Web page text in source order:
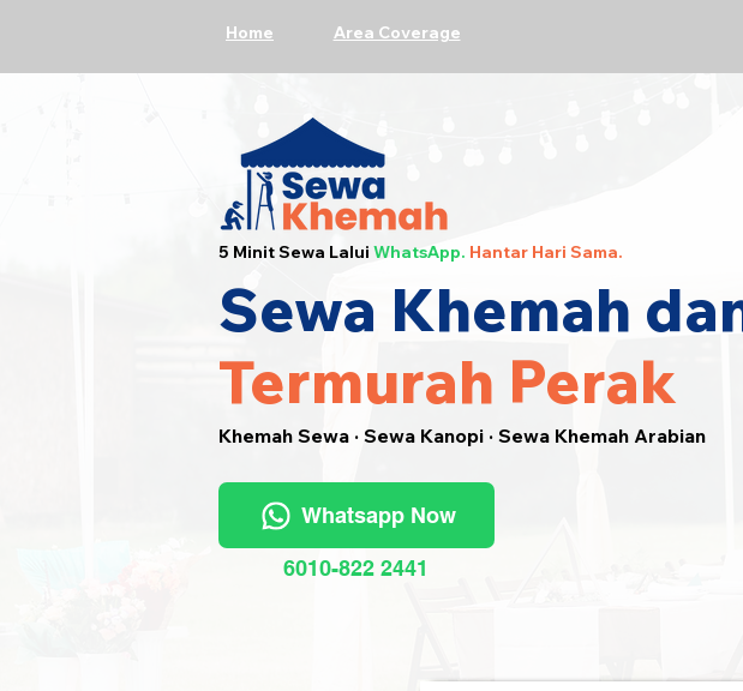
Home Area Coverage
5 Minit Sewa Lalui WhatsApp. Hantar Hari Sama.
Sewa Khemah
Khemah Sewa · Sewa Kanopi · Sewa Khemah Arabian
Whatsapp Now
6010-822 2441
Termurah Perak